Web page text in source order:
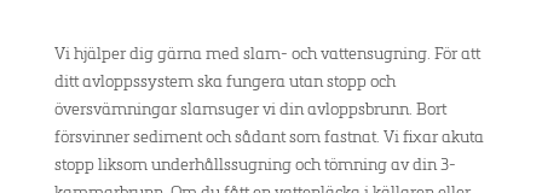
Vi hjälper dig gärna med slam- och vattensugning. För att
ditt avloppssystem ska fungera utan stopp och
översvämningar slamsuger vi din avloppsbrunn. Bort
försvinner sediment och sådant som fastnat. Vi fixar akuta
stopp liksom underhållssugning och tömning av din 3-